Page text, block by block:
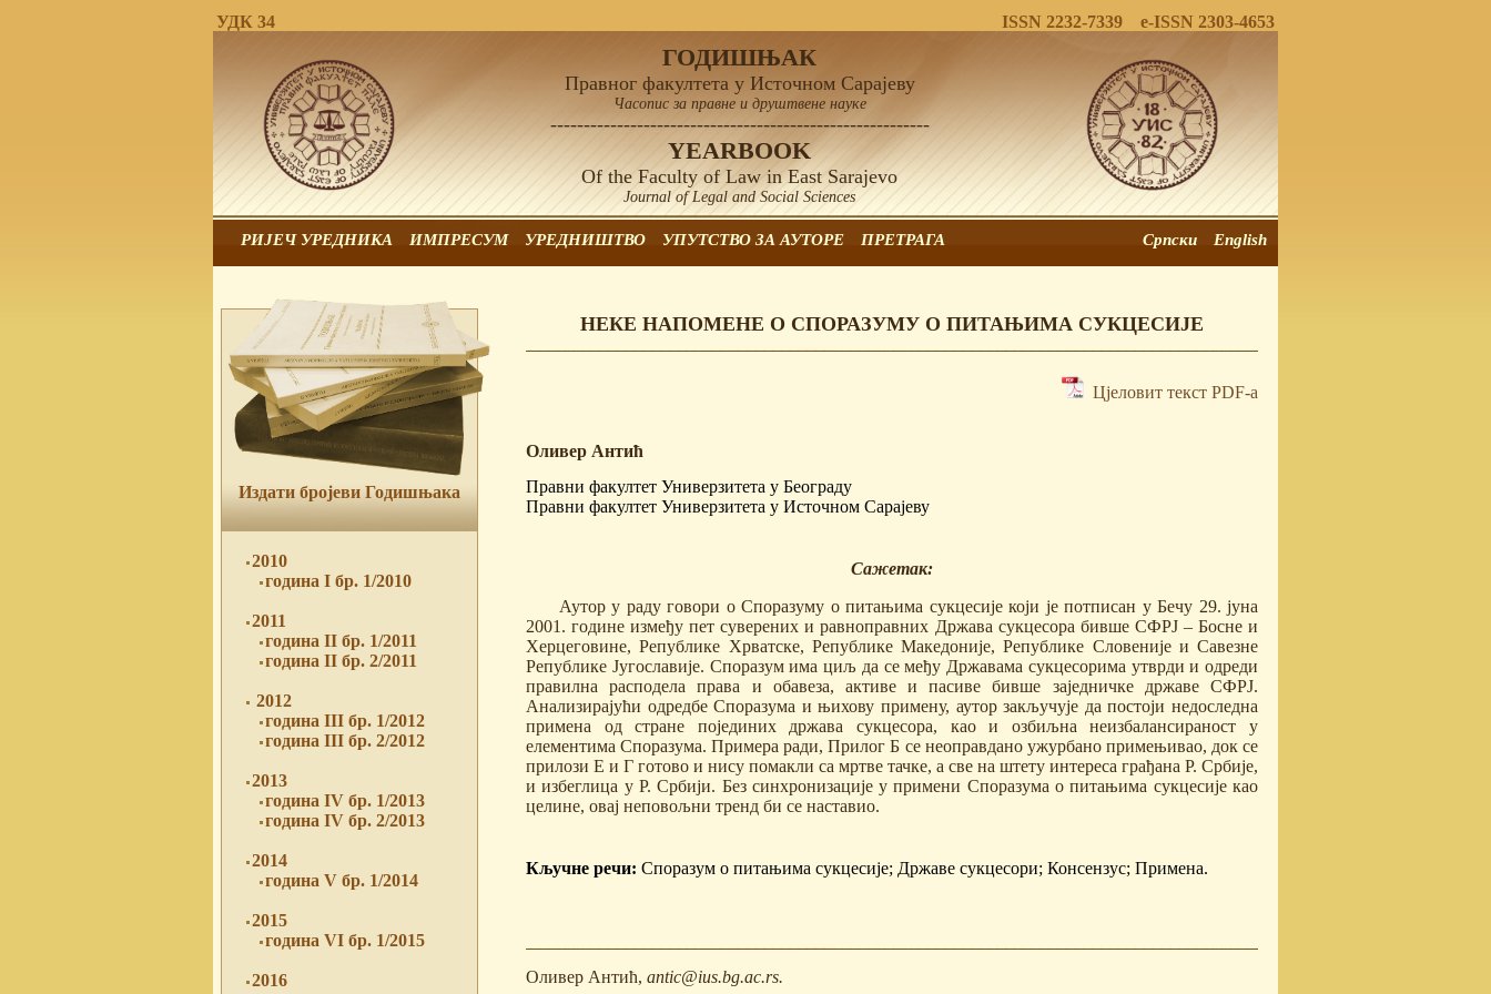
УДК 34 ISSN 2232-7339 e-ISSN 2303-4653
ГОДИШЊАК
Правног факултета у Источном Сарајеву
Часопис за правне и друштвене науке
---------------------------------------------------------
YEARBOOK
Of the Faculty of Law in East Sarajevo
Journal of Legal and Social Sciences
РИЈЕЧ УРЕДНИКА ИМПРЕСУМ УРЕДНИШТВО УПУTСТВО ЗА АУТОРЕ ПРЕТРАГА English
Српски
Издати бројеви Годишњака
2010
година I бр. 1/2010
2011
година II бр. 1/2011
година II бр. 2/2011
2012
година III бр. 1/2012
година III бр. 2/2012
2013
година IV бр. 1/2013
година IV бр. 2/2013
2014
година V бр. 1/2014
2015
година VI бр. 1/2015
2016
НЕКЕ НАПОМЕНЕ О СПОРАЗУМУ О ПИТАЊИМА СУКЦЕСИЈЕ
Цјеловит текст PDF-a
Оливер Антић
Правни факултет Универзитета у Београду
Правни факултет Универзитета у Источном Сарајеву
Сажетак:
Аутор у раду говори о Споразуму о питањима сукцесије који је потписан у Бечу 29. јуна
2001. године између пет суверених и равноправних Држава сукцесора бивше СФРЈ – Босне и
Херцеговине, Републике Хрватске, Републике Македоније, Републике Словеније и Савезне
Републике Југославије. Споразум има циљ да се међу Државама сукцесорима утврди и одреди
правилна расподела права и обавеза, активе и пасиве бивше заједничке државе СФРЈ.
Анализирајући одредбе Споразума и њихову примену, аутор закључује да постоји недоследна
примена од стране појединих држава сукцесора, као и озбиљна неизбалансираност у
елементима Споразума. Примера ради, Прилог Б се неоправдано ужурбано примењивао, док се
прилози Е и Г готово и нису помакли са мртве тачке, а све на штету интереса грађана Р. Србије,
и избеглица у Р. Србији. Без синхронизације у примени Споразума о питањима сукцесије као
целине, овај неповољни тренд би се наставио.
Кључне речи: Споразум о питањима сукцесије; Државе сукцесори; Консензус; Примена.
Оливер Антић, antic@ius.bg.ac.rs.